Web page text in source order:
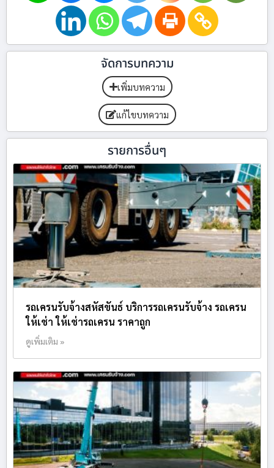
จัดการบทความ
เพิ่มบทความ
แก้ไขบทความ
รายการอื่นๆ
รถเครนรับจ้างสหัสขันธ์ บริการรถเครนรับจ้าง รถเครน
ให้เช่า ให้เช่ารถเครน ราคาถูก
ดูเพิ่มเติม »